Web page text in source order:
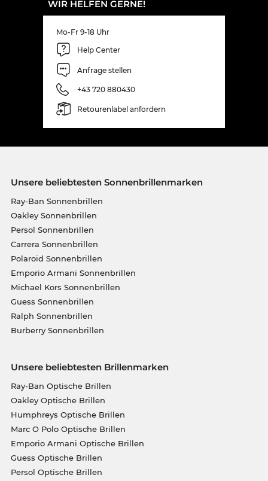
WIR HELFEN GERNE!
Mo-Fr 9-18 Uhr
Help Center
Anfrage stellen
+43 720 880430
Retourenlabel anfordern
Unsere beliebtesten Sonnenbrillenmarken
Ray-Ban Sonnenbrillen
Oakley Sonnenbrillen
Persol Sonnenbrillen
Carrera Sonnenbrillen
Polaroid Sonnenbrillen
Emporio Armani Sonnenbrillen
Michael Kors Sonnenbrillen
Guess Sonnenbrillen
Ralph Sonnenbrillen
Burberry Sonnenbrillen
Unsere beliebtesten Brillenmarken
Ray-Ban Optische Brillen
Oakley Optische Brillen
Humphreys Optische Brillen
Marc O Polo Optische Brillen
Emporio Armani Optische Brillen
Guess Optische Brillen
Persol Optische Brillen